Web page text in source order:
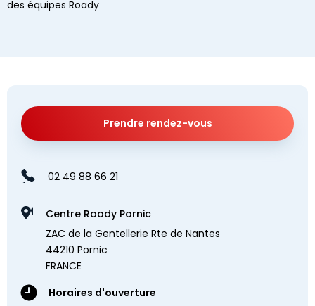
des équipes Roady
Prendre rendez-vous
02 49 88 66 21
Centre Roady Pornic
ZAC de la Gentellerie Rte de Nantes
44210 Pornic
FRANCE
Horaires d'ouverture